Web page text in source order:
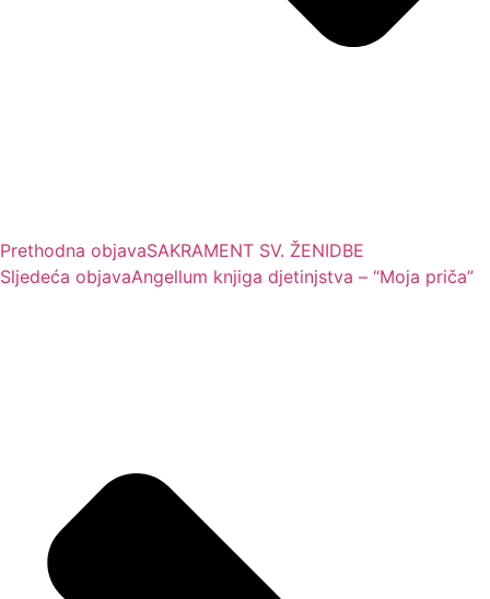
Prethodna objavaSAKRAMENT SV. ŽENIDBE
Sljedeća objavaAngellum knjiga djetinjstva – “Moja priča”